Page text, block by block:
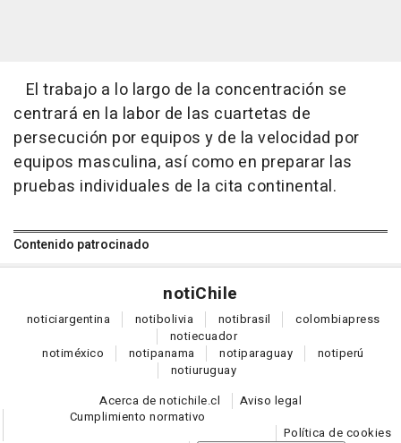
El trabajo a lo largo de la concentración se
centrará en la labor de las cuartetas de
persecución por equipos y de la velocidad por
equipos masculina, así como en preparar las
pruebas individuales de la cita continental.
Contenido patrocinado
notiChile
noticiargentina notibolivia notibrasil colombiapress
notiecuador
notiméxico notipanama notiparaguay notiperú
notiuruguay
Acerca de notichile.cl
Aviso legal
Cumplimiento normativo
Política de cookies